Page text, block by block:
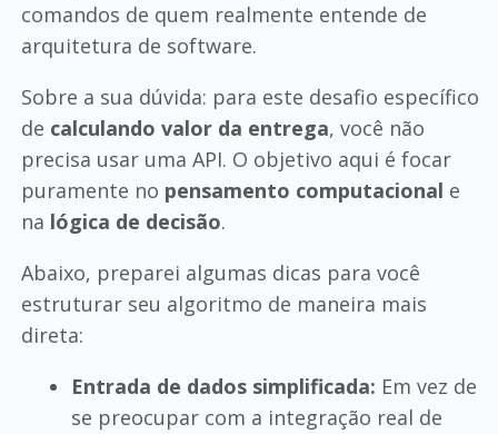
comandos de quem realmente entende de
arquitetura de software.
Sobre a sua dúvida: para este desafio específico
de calculando valor da entrega, você não
precisa usar uma API. O objetivo aqui é focar
puramente no pensamento computacional e
na lógica de decisão.
Abaixo, preparei algumas dicas para você
estruturar seu algoritmo de maneira mais
direta:
Entrada de dados simplificada: Em vez de
se preocupar com a integração real de